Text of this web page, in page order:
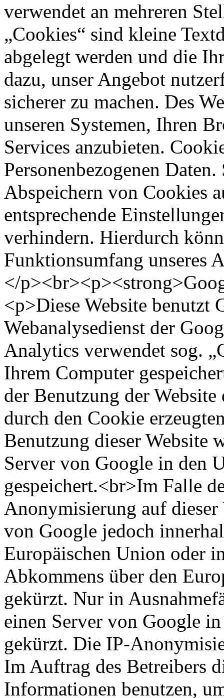
verwendet an mehreren
„Cookies“ sind kleine
abgelegt werden und die
dazu, unser Angebot
sicherer zu machen. Des
unseren Systemen, Ihren
Services anzubieten.
Personenbezogenen
Abspeichern von Cookies
entsprechende
verhindern. Hierdurch
Funktionsumfang unseres
</
<p>Diese Website benutzt
Webanalysedienst der
Analytics verwendet sog.
Ihrem Computer
der Benutzung der
durch den Cookie
Benutzung dieser Website
Server von Google in den
gespeichert.<br>Im Falle
Anonymisierung auf
von Google jedoch
Europäischen Union oder
Abkommens über den
gekürzt. Nur in
einen Server von Google
gekürzt. Die IP-
Im Auftrag des Betreibers
Informationen benutzen,